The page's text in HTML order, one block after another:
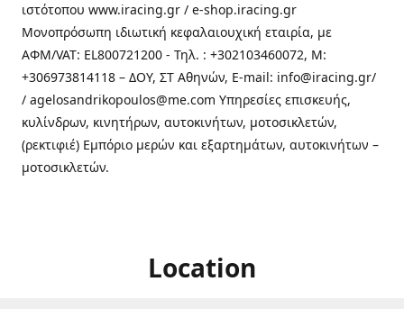
ιστότοπου www.iracing.gr / e-shop.iracing.gr
Μονοπρόσωπη ιδιωτική κεφαλαιουχική εταιρία, με
ΑΦΜ/VAT: EL800721200 - Τηλ. : +302103460072, M:
+306973814118 – ΔΟΥ, ΣΤ Αθηνών, E-mail: info@iracing.gr/
/ agelosandrikopoulos@me.com Υπηρεσίες επισκευής,
κυλίνδρων, κινητήρων, αυτοκινήτων, μοτοσικλετών,
(ρεκτιφιέ) Εμπόριο μερών και εξαρτημάτων, αυτοκινήτων –
μοτοσικλετών.
Location